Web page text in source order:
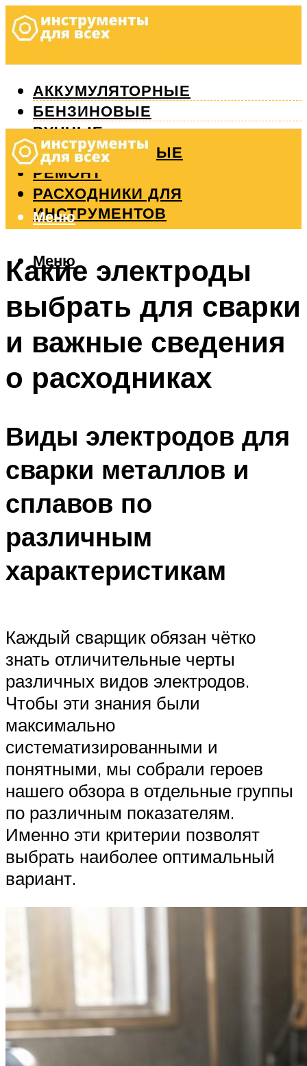
АККУМУЛЯТОРНЫЕ
БЕНЗИНОВЫЕ
РУЧНЫЕ
ИЗМЕРИТЕЛЬНЫЕ
РЕМОНТ
РАСХОДНИКИ ДЛЯ
ИНСТРУМЕНТОВ
Меню
Меню
Какие электроды
выбрать для сварки
и важные сведения
о расходниках
Виды электродов для
сварки металлов и
сплавов по
различным
характеристикам
Каждый сварщик обязан чётко
знать отличительные черты
различных видов электродов.
Чтобы эти знания были
максимально
систематизированными и
понятными, мы собрали героев
нашего обзора в отдельные группы
по различным показателям.
Именно эти критерии позволят
выбрать наиболее оптимальный
вариант.